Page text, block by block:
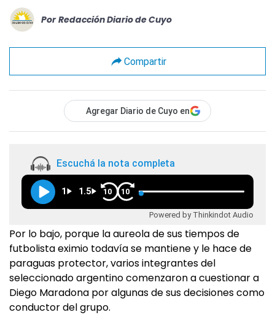
Por Redacción Diario de Cuyo
Compartir
Agregar Diario de Cuyo en
Escuchá la nota completa
1 1.5 10 10
Powered by Thinkindot Audio
Por lo bajo, porque la aureola de sus tiempos de
futbolista eximio todavía se mantiene y le hace de
paraguas protector, varios integrantes del
seleccionado argentino comenzaron a cuestionar a
Diego Maradona por algunas de sus decisiones como
conductor del grupo.